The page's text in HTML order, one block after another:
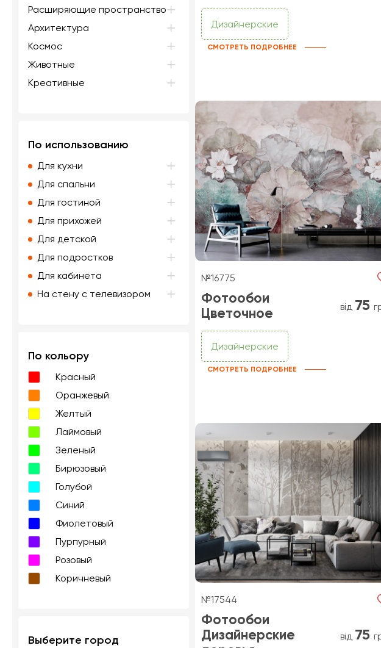
Расширяющие пространство
Архитектура
Космос
Животные
Креативные
По использованию
Для кухни
Для спальни
Для гостиной
Для прихожей
Для детской
Для подростков
Для кабинета
На стену с телевизором
По кольору
Красный
Оранжевый
Желтый
Лаймовый
Зеленый
Бирюзовый
Голубой
Синий
Фиолетовый
Пурпурный
Розовый
Коричневый
Выберите город
Дизайнерские
СМОТРЕТЬ ПОДРОБНЕЕ
№16775
Фотообои
Цветочное
від 75
Дизайнерские
СМОТРЕТЬ ПОДРОБНЕЕ
№17544
Фотообои
Дизайнерские
від 75